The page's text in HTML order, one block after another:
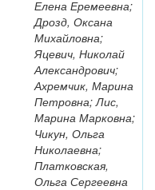
Елена Еремеевна;
Дрозд, Оксана
Михайловна;
Яцевич, Николай
Александрович;
Ахремчик, Марина
Петровна; Лис,
Марина Марковна;
Чикун, Ольга
Николаевна;
Платковская,
Ольга Сергеевна